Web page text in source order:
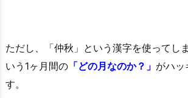
ただし、「仲秋」という漢字を使ってし
いう1ヶ月間の 「どの月なのか？」 がハッ
す。